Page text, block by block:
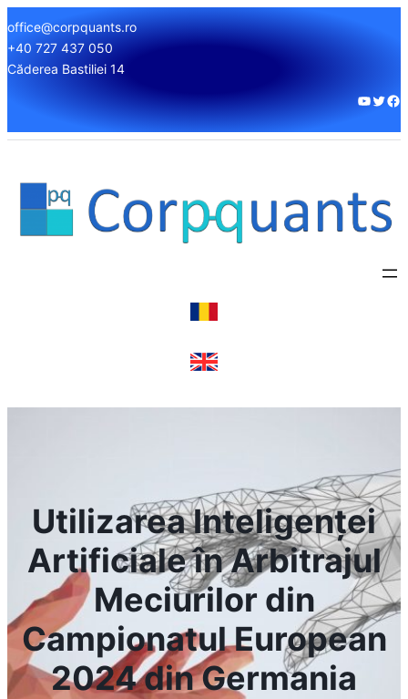
office@corpquants.ro
+40 727 437 050
Căderea Bastiliei 14
Utilizarea Inteligenței
Artificiale în Arbitrajul
Meciurilor din
Campionatul European
2024 din Germania